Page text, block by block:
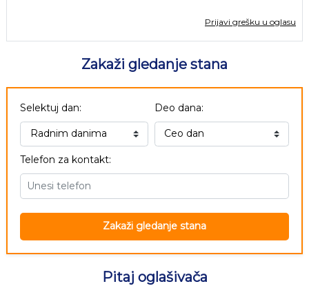
Prijavi grešku u oglasu
Zakaži gledanje stana
Selektuj dan: Deo dana:
Telefon za kontakt:
Zakaži gledanje stana
Pitaj oglašivača